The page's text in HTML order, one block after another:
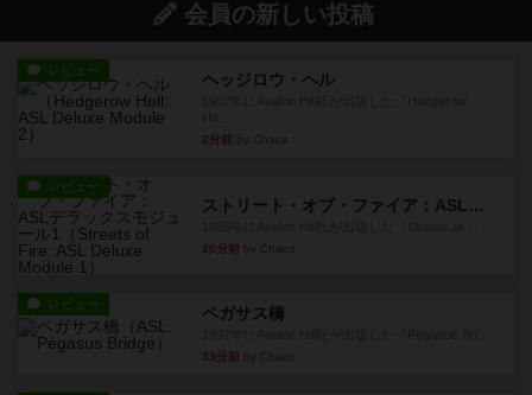
会員の新しい投稿
レビュー ヘッジロウ・ヘル
2分前
レビュー
ストリート・オブ・ファイア：ASLデラックスモジュール1
20分前
レビュー ペガサス橋
33分前